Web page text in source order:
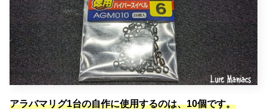
アラバマリグ1台の自作に使用するのは、10個です。